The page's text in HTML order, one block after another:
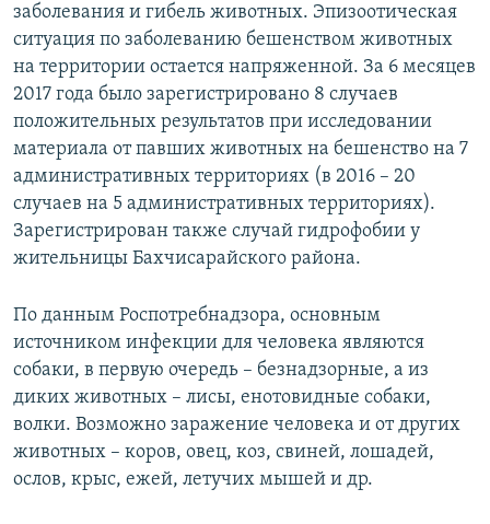
заболевания и гибель животных. Эпизоотическая
ситуация по заболеванию бешенством животных
на территории остается напряженной. За 6 месяцев
2017 года было зарегистрировано 8 случаев
положительных результатов при исследовании
материала от павших животных на бешенство на 7
административных территориях (в 2016 – 20
случаев на 5 административных территориях).
Зарегистрирован также случай гидрофобии у
жительницы Бахчисарайского района.
По данным Роспотребнадзора, основным
источником инфекции для человека являются
собаки, в первую очередь – безнадзорные, а из
диких животных – лисы, енотовидные собаки,
волки. Возможно заражение человека и от других
животных – коров, овец, коз, свиней, лошадей,
ослов, крыс, ежей, летучих мышей и др.